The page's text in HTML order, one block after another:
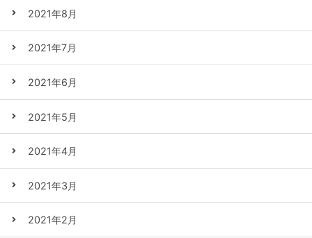
2021年8月
2021年7月
2021年6月
2021年5月
2021年4月
2021年3月
2021年2月